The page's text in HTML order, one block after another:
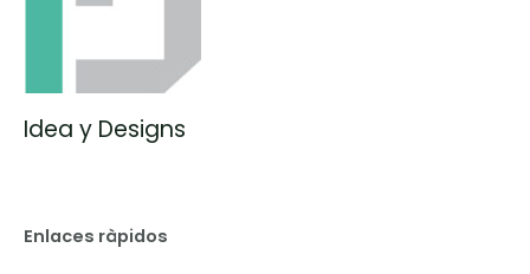
Idea y Designs
Enlaces ràpidos